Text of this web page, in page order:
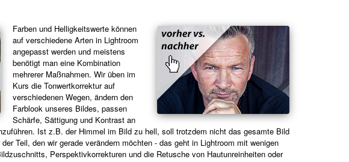
Farben und Helligkeitswerte können
auf verschiedene Arten in Lightroom
angepasst werden und meistens
benötigt man eine Kombination
mehrerer Maßnahmen. Wir üben im
Kurs die Tonwertkorrektur auf
verschiedenen Wegen, ändern den
Farblook unseres Bildes, passen
Schärfe, Sättigung und Kontrast an
Ist z.B. der Himmel im Bild zu hell, soll trotzdem nicht das gesamte Bild
Teil, den wir gerade verändern möchten - das geht in Lightroom mit wenigen
Perspektivkorrekturen und die Retusche von Hautunreinheiten oder